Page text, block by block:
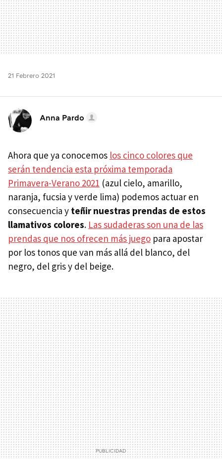
21 Febrero 2021
Anna Pardo
Ahora que ya conocemos los cinco colores que
serán tendencia esta próxima temporada
Primavera-Verano 2021 (azul cielo, amarillo,
naranja, fucsia y verde lima) podemos actuar en
consecuencia y teñir nuestras prendas de estos
llamativos colores. Las sudaderas son una de las
prendas que nos ofrecen más juego para apostar
por los tonos que van más allá del blanco, del
negro, del gris y del beige.